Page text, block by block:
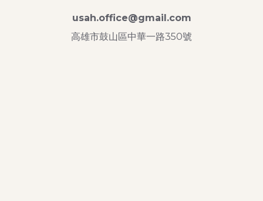
usah.office@gmail.com
高雄市鼓山區中華一路350號